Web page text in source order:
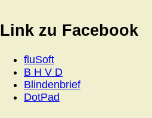
Link zu Facebook
fluSoft
B H V D
Blindenbrief
DotPad